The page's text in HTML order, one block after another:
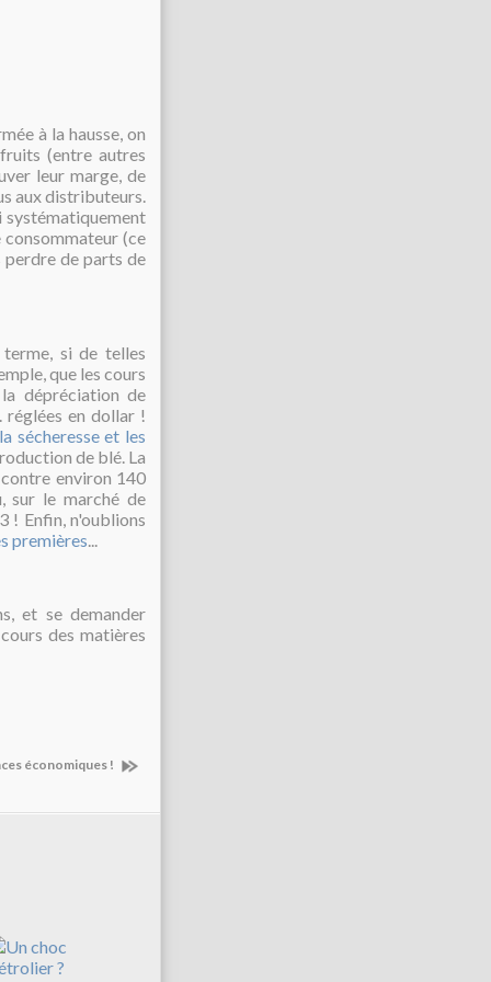
à la hausse, on
(entre autres
leur marge, de
aux distributeurs.
systématiquement
(ce
perdre de parts de
si de telles
que les cours
dépréciation de
réglées en dollar !
sécheresse et les
de blé. La
environ 140
sur le marché de
! Enfin, n'oublions
premières...
et se demander
des matières
économiques !